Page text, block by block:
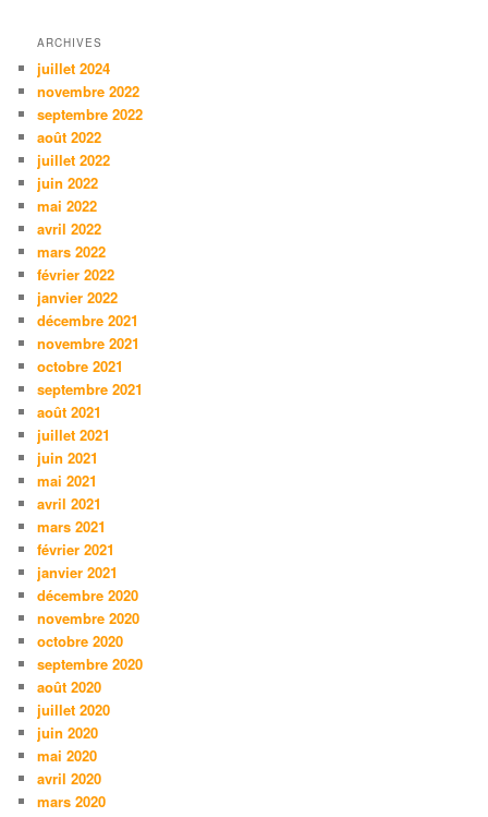
ARCHIVES
juillet 2024
novembre 2022
septembre 2022
août 2022
juillet 2022
juin 2022
mai 2022
avril 2022
mars 2022
février 2022
janvier 2022
décembre 2021
novembre 2021
octobre 2021
septembre 2021
août 2021
juillet 2021
juin 2021
mai 2021
avril 2021
mars 2021
février 2021
janvier 2021
décembre 2020
novembre 2020
octobre 2020
septembre 2020
août 2020
juillet 2020
juin 2020
mai 2020
avril 2020
mars 2020